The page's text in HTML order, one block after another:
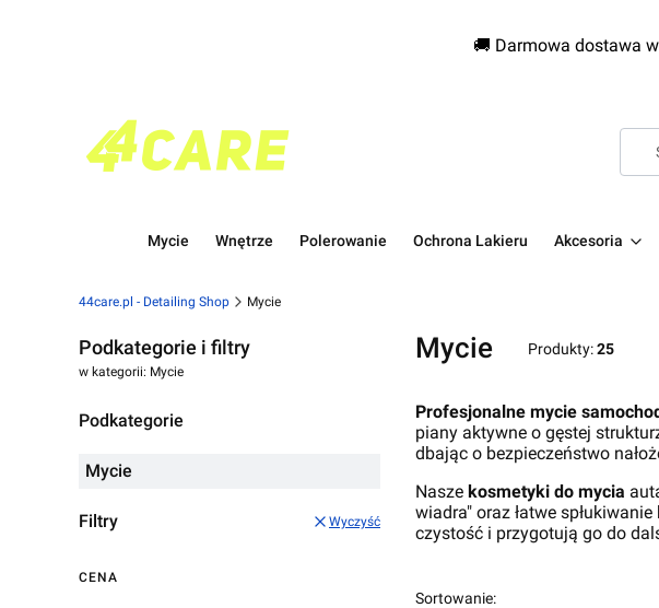
🚚 Darmowa dostawa
Mycie Wnętrze Polerowanie Ochrona Lakieru Akcesoria
44care.pl - Detailing Shop Mycie
Podkategorie i filtry
w kategorii: Mycie
Podkategorie
Mycie
Filtry Wyczyść
CENA
Mycie Produkty:25
Profesjonalne mycie
piany aktywne o gęstej
dbając o bezpieczeństwo
Nasze kosmetyki do mycia
wiadra" oraz łatwe
czystość i przygotują go do
Sortowanie: